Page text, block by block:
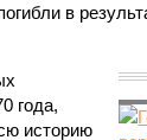
в
года,
историю